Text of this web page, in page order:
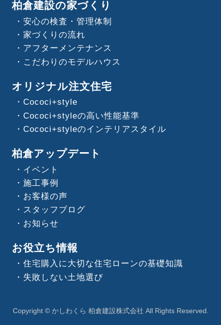
柏倉建設の家づくり
安心の検査・管理体制
家づくりの流れ
アフターメンテナンス
こだわりのモデルハウス
オリジナル注文住宅
Cococi+style
Cococi+styleの高い性能基準
Cococi+styleのインテリアスタイル
柏倉アップデート
イベント
施工事例
お客様の声
スタッフブログ
お知らせ
お役立ち情報
住宅購入に大切な住宅ローンの基礎知識
失敗しない土地選び
Copyright © かしわくら 柏倉建設株式会社 All Rights Reserved.